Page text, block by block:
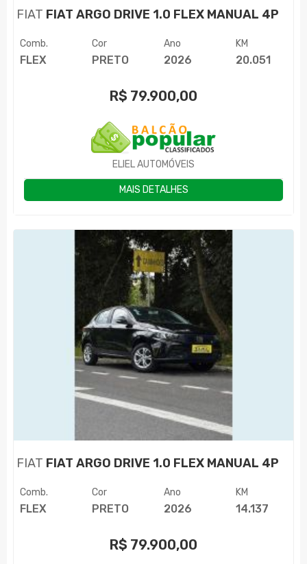
FIAT FIAT ARGO DRIVE 1.0 FLEX MANUAL 4P
Comb.
FLEX
Cor
PRETO
Ano
2026
KM
20.051
R$ 79.900,00
ELIEL AUTOMÓVEIS
MAIS DETALHES
FIAT FIAT ARGO DRIVE 1.0 FLEX MANUAL 4P
Comb.
FLEX
Cor
PRETO
Ano
2026
KM
14.137
R$ 79.900,00